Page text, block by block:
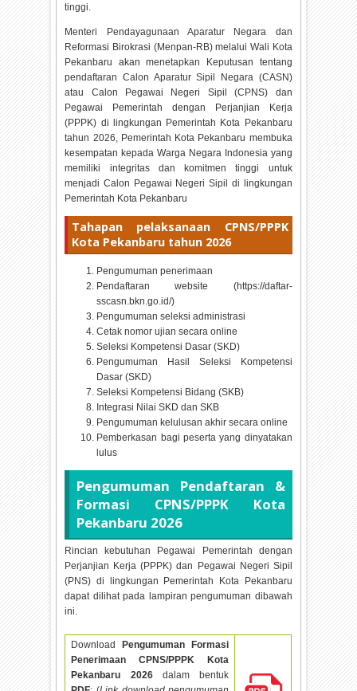
tinggi.
Menteri Pendayagunaan Aparatur Negara dan
Reformasi Birokrasi (Menpan-RB) melalui Wali Kota
Pekanbaru akan menetapkan Keputusan tentang
pendaftaran Calon Aparatur Sipil Negara (CASN)
atau Calon Pegawai Negeri Sipil (CPNS) dan
Pegawai Pemerintah dengan Perjanjian Kerja
(PPPK) di lingkungan Pemerintah Kota Pekanbaru
tahun 2026, Pemerintah Kota Pekanbaru membuka
kesempatan kepada Warga Negara Indonesia yang
memiliki integritas dan komitmen tinggi untuk
menjadi Calon Pegawai Negeri Sipil di lingkungan
Pemerintah Kota Pekanbaru
Tahapan pelaksanaan CPNS/PPPK
Kota Pekanbaru tahun 2026
Pengumuman penerimaan
Pendaftaran website (https://daftar-
sscasn.bkn.go.id/)
Pengumuman seleksi administrasi
Cetak nomor ujian secara online
Seleksi Kompetensi Dasar (SKD)
Pengumuman Hasil Seleksi Kompetensi
Dasar (SKD)
Seleksi Kompetensi Bidang (SKB)
Integrasi Nilai SKD dan SKB
Pengumuman kelulusan akhir secara online
Pemberkasan bagi peserta yang dinyatakan
lulus
Pengumuman Pendaftaran &
Formasi CPNS/PPPK Kota
Pekanbaru 2026
Rincian kebutuhan Pegawai Pemerintah dengan
Perjanjian Kerja (PPPK) dan Pegawai Negeri Sipil
(PNS) di lingkungan Pemerintah Kota Pekanbaru
dapat dilihat pada lampiran pengumuman dibawah
ini.
Download
Pengumuman Formasi
Penerimaan CPNS/PPPK Kota
Pekanbaru 2026dalam bentuk